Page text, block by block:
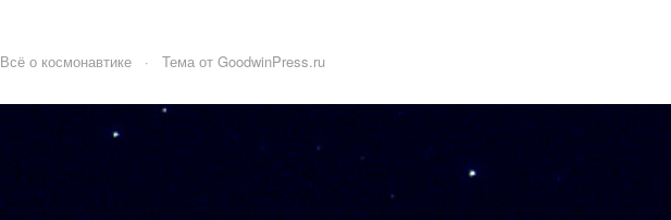
Всё о космонавтике · Тема от GoodwinPress.ru